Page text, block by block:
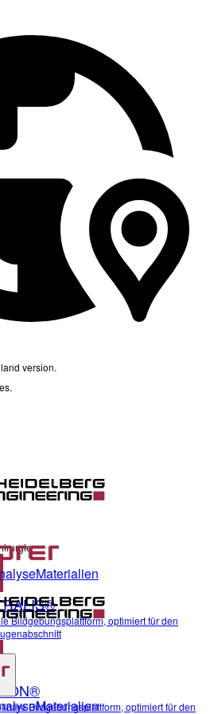
version.
Bildgebungsplattform, optimiert für den
Bildgebungsplattform, optimiert für den
Materialien
Materialien